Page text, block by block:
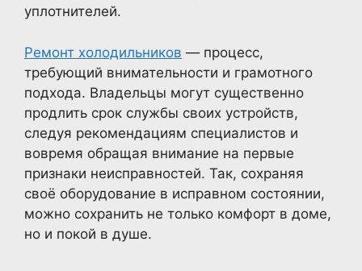
уплотнителей.
Ремонт холодильников — процесс,
требующий внимательности и грамотного
подхода. Владельцы могут существенно
продлить срок службы своих устройств,
следуя рекомендациям специалистов и
вовремя обращая внимание на первые
признаки неисправностей. Так, сохраняя
своё оборудование в исправном состоянии,
можно сохранить не только комфорт в доме,
но и покой в душе.